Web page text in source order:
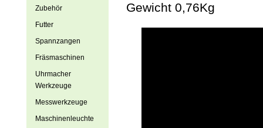
Gewicht 0,76Kg
Zubehör
Futter
Spannzangen
Fräsmaschinen
Uhrmacher
Werkzeuge
Messwerkzeuge
Maschinenleuchte